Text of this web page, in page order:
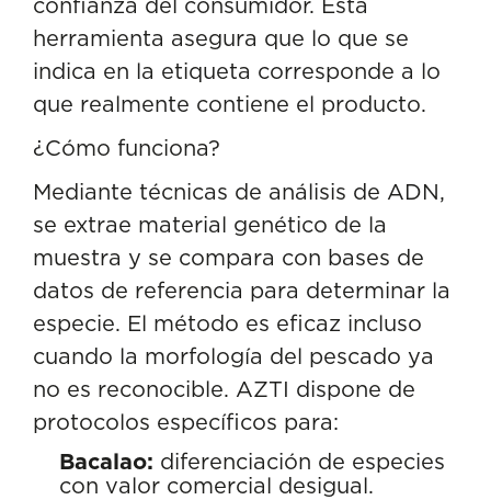
herramienta asegura que lo que se
indica en la etiqueta corresponde a lo
que realmente contiene el producto.
¿Cómo funciona?
Mediante técnicas de análisis de ADN,
se extrae material genético de la
muestra y se compara con bases de
datos de referencia para determinar la
especie. El método es eficaz incluso
cuando la morfología del pescado ya
no es reconocible. AZTI dispone de
protocolos específicos para:
Bacalao: diferenciación de especies
con valor comercial desigual.